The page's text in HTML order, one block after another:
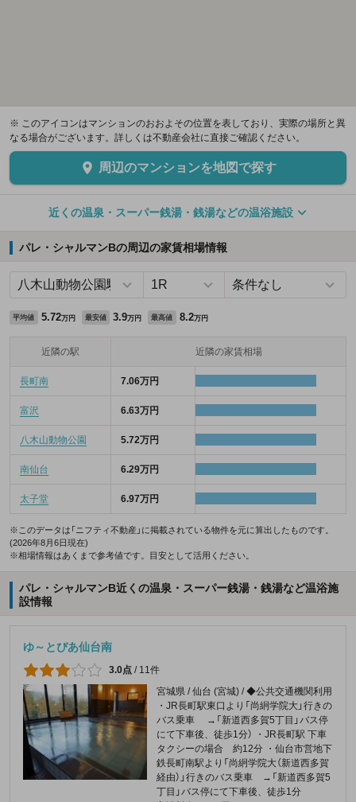
※ このアイコンはマンションのおおよその位置を表しており、実際の場所と異
なる場合がございます。詳しくは不動産会社に直接ご確認ください。
周辺のマンションを地図で探す
近くの温泉・スーパー銭湯・銭湯などの温浴施設
パレ・シャルマンBの周辺の家賃相場情報
平均値 5.72万円 最安値 3.9万円 最高値 8.2万円
近隣の駅 近隣の家賃相場
長町南 7.06万円
富沢 6.63万円
八木山動物公園 5.72万円
南仙台 6.29万円
太子堂 6.97万円
※このデータは「ニフティ不動産」に掲載されている物件を元に算出したものです。
(2026年8月6日現在)
※相場情報はあくまで参考値です。目安として活用ください。
パレ・シャルマンB近くの温泉・スーパー銭湯・銭湯など温浴施
設情報
ゆ～とぴあ仙台南
3.0点 / 11件
宮城県 / 仙台 (宮城) / ◆公共交通機関利用
・JR長町駅東口より「尚絅学院大」行きの
バス乗車 →「新道西多賀5丁目」バス停
にて下車後、徒歩1分） ・JR長町駅 下車
タクシーの場合 約12分 ・仙台市営地下
鉄長町南駅より「尚絅学院大（新道西多賀
経由）」行きのバス乗車 →「新道西多賀5
丁目」バス停にて下車後、徒歩1分